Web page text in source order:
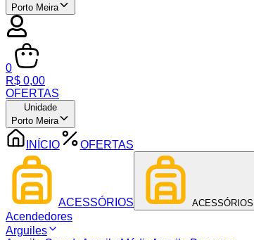
Porto Meira
0
R$ 0,00
OFERTAS
Unidade
Porto Meira
INÍCIO OFERTAS
ACESSÓRIOS ACESSÓRIOS
Acendedores
Arguiles